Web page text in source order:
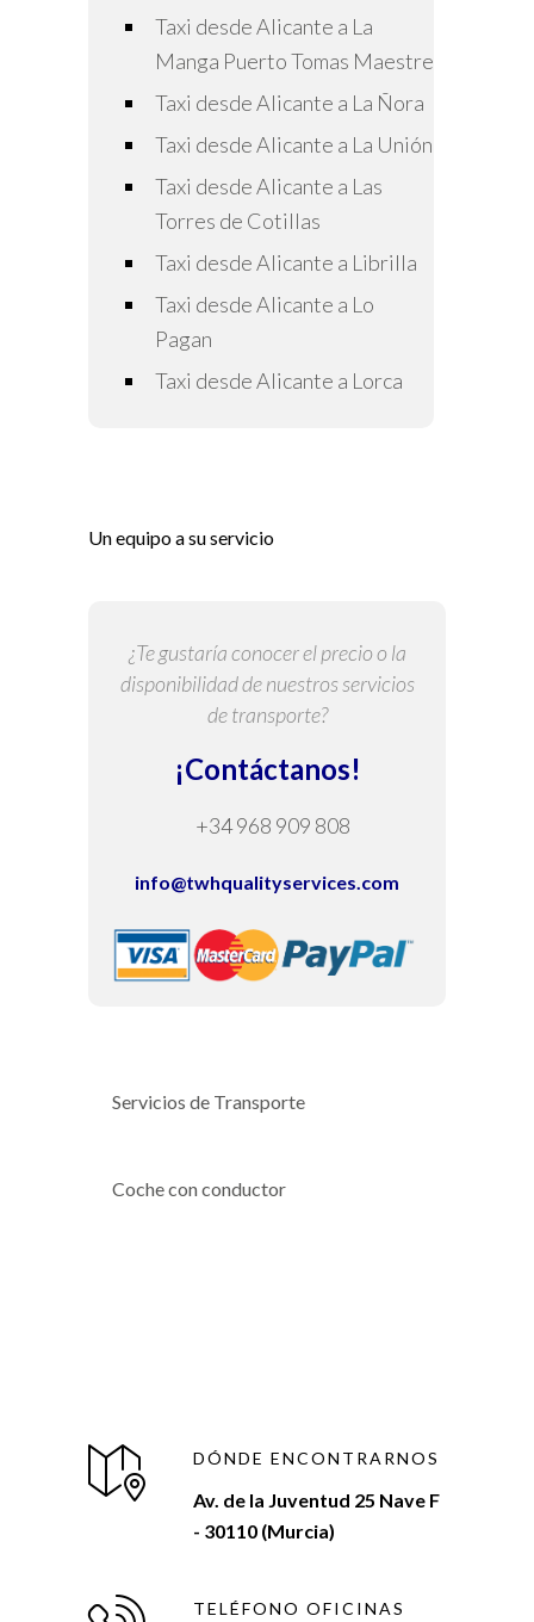
Taxi desde Alicante a La
Manga Puerto Tomas Maestre
Taxi desde Alicante a La Ñora
Taxi desde Alicante a La Unión
Taxi desde Alicante a Las
Torres de Cotillas
Taxi desde Alicante a Librilla
Taxi desde Alicante a Lo
Pagan
Taxi desde Alicante a Lorca
Un equipo a su servicio
¿Te gustaría conocer el precio o la
disponibilidad de nuestros servicios
de transporte?
¡Contáctanos!
+34 968 909 808
info@twhqualityservices.com
Servicios de Transporte
Coche con conductor
DÓNDE ENCONTRARNOS
Av. de la Juventud 25 Nave F
- 30110 (Murcia)
TELÉFONO OFICINAS